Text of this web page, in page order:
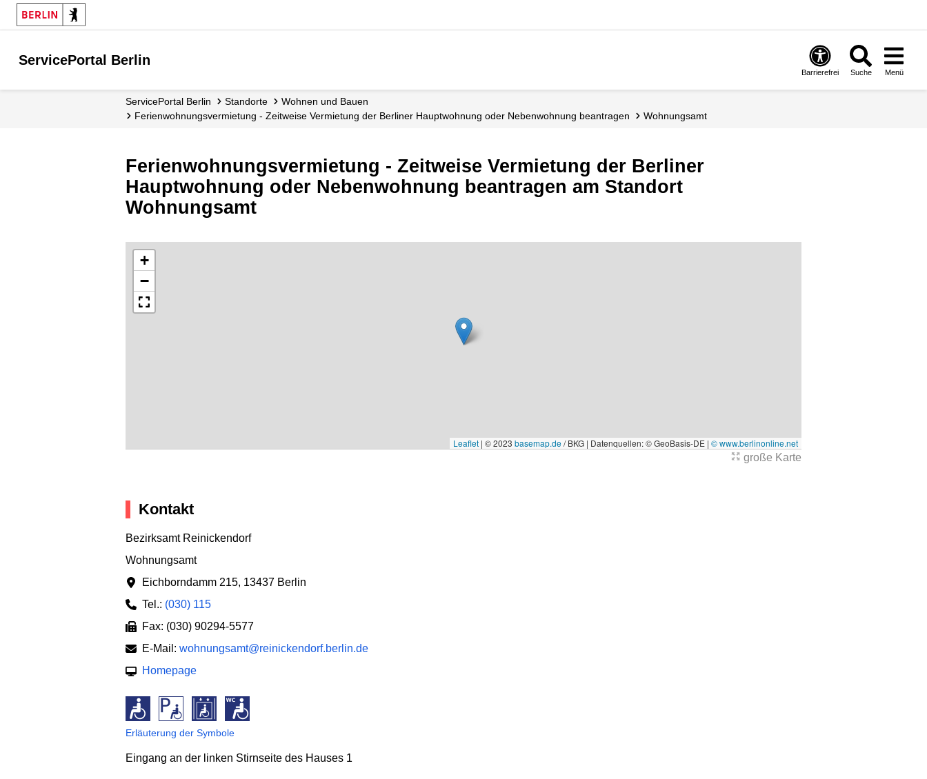
ServicePortal Berlin
Barrierefrei Suche Menü
ServicePortal Berlin Standorte
Wohnen und Bauen
Ferienwohnungsvermietung - Zeitweise Vermietung der Berliner Hauptwohnung oder Nebenwohnung beantragen
Wohnungsamt
Ferienwohnungsvermietung - Zeitweise Vermietung der Berliner
Hauptwohnung oder Nebenwohnung beantragen am Standort
Wohnungsamt
+
−
Leaflet | © 2023 basemap.de/ BKG | Datenquellen: © GeoBasis-DE | © www.berlinonline.net
große Karte
Kontakt
Bezirksamt Reinickendorf
Wohnungsamt
Eichborndamm 215, 13437 Berlin
Tel.: (030) 115
Fax: (030) 90294-5577
E-Mail: wohnungsamt@reinickendorf.berlin.de
Homepage
Erläuterung der Symbole
Eingang an der linken Stirnseite des Hauses 1